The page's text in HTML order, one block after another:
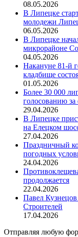
08.05.2026
В Липецке
молодежи
06.05.2026
В Липецке
микрорайоне
04.05.2026
Накануне 81-й
кладбище
01.05.2026
Более 30 000
голосованию за
29.04.2026
В Липецке
на Елецком
27.04.2026
Праздничный
погодных
24.04.2026
продолжается
22.04.2026
Павел
Строителей
17.04.2026
Отправляя любую